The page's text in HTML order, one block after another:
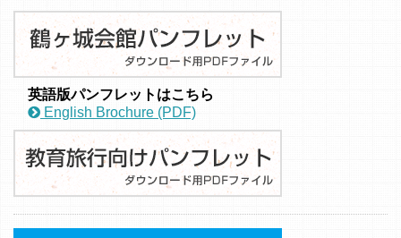
英語版パンフレットはこちら
English Brochure (PDF)